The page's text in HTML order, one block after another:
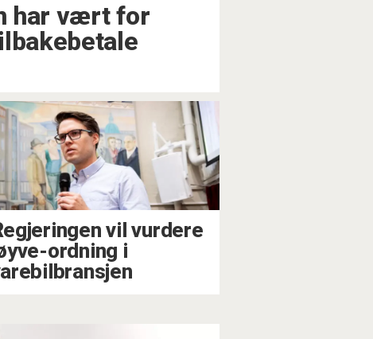
har vært for
vil vurdere
ordning i